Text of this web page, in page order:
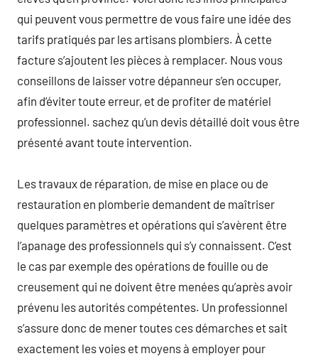
qui peuvent vous permettre de vous faire une idée des
tarifs pratiqués par les artisans plombiers. À cette
facture s’ajoutent les pièces à remplacer. Nous vous
conseillons de laisser votre dépanneur s’en occuper,
afin d’éviter toute erreur, et de profiter de matériel
professionnel. sachez qu’un devis détaillé doit vous être
présenté avant toute intervention.
Les travaux de réparation, de mise en place ou de
restauration en plomberie demandent de maîtriser
quelques paramètres et opérations qui s’avèrent être
l’apanage des professionnels qui s’y connaissent. C’est
le cas par exemple des opérations de fouille ou de
creusement qui ne doivent être menées qu’après avoir
prévenu les autorités compétentes. Un professionnel
s’assure donc de mener toutes ces démarches et sait
exactement les voies et moyens à employer pour